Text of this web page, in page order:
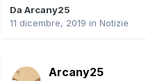
Da Arcany25
11 dicembre, 2019 in Notizie
Arcany25